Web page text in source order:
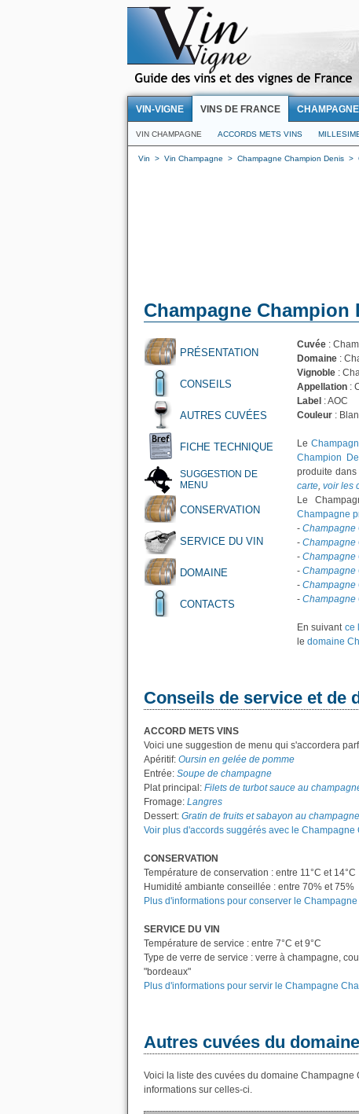
VIN-VIGNE VINS DE FRANCE CHAMPAGNE
VIN CHAMPAGNE ACCORDS METS VINS
Vin > Vin Champagne > Champagne Champion Denis >
Champagne Champion
PRÉSENTATION
CONSEILS
AUTRES CUVÉES
FICHE TECHNIQUE
SUGGESTION DE
MENU
CONSERVATION
SERVICE DU VIN
DOMAINE
CONTACTS
Cuvée :
Domaine :
Vignoble :
Appellation :
Label : AOC
Couleur :
Le
Champion
produite
carte, voir les
Le
Champagne
- Champagne
- Champagne
- Champagne
- Champagne
- Champagne
- Champagne
En suivant ce
le domaine
Conseils de service et de
ACCORD METS VINS
Voici une suggestion de menu qui s'accordera
Apéritif: Oursin en gelée de pomme
Entrée: Soupe de champagne
Plat principal: Filets de turbot sauce au
Fromage: Langres
Dessert: Gratin de fruits et sabayon au champagne
Voir plus d'accords suggérés avec le
CONSERVATION
Température de conservation : entre 11°C et 14°C
Humidité ambiante conseillée : entre 70% et 75%
Plus d'informations pour conserver le
SERVICE DU VIN
Température de service : entre 7°C et 9°C
Type de verre de service : verre à champagne,
"bordeaux"
Plus d'informations pour servir le Champagne
Autres cuvées du domaine
Voici la liste des cuvées du domaine
informations sur celles-ci.